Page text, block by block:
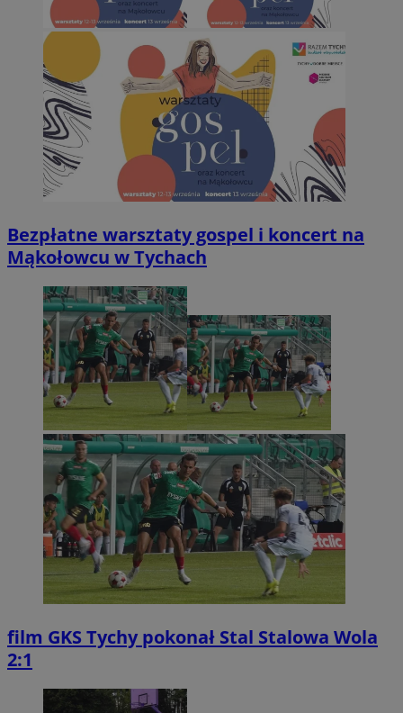
Bezpłatne warsztaty gospel i koncert na
Mąkołowcu w Tychach
film GKS Tychy pokonał Stal Stalowa Wola
2:1